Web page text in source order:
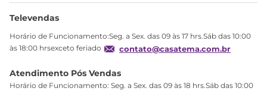
Troca
Ajuda
Televendas
Horário de Funcionamento:Seg. a Sex. das 09 às 17 hrs.Sáb das 10:00
às 18:00 hrsexceto feriado
contato@casatema.com.br
Atendimento Pós Vendas
Horário de Funcionamento: Seg. a Sex. das 09 às 18 hrs.Sáb das 10:00